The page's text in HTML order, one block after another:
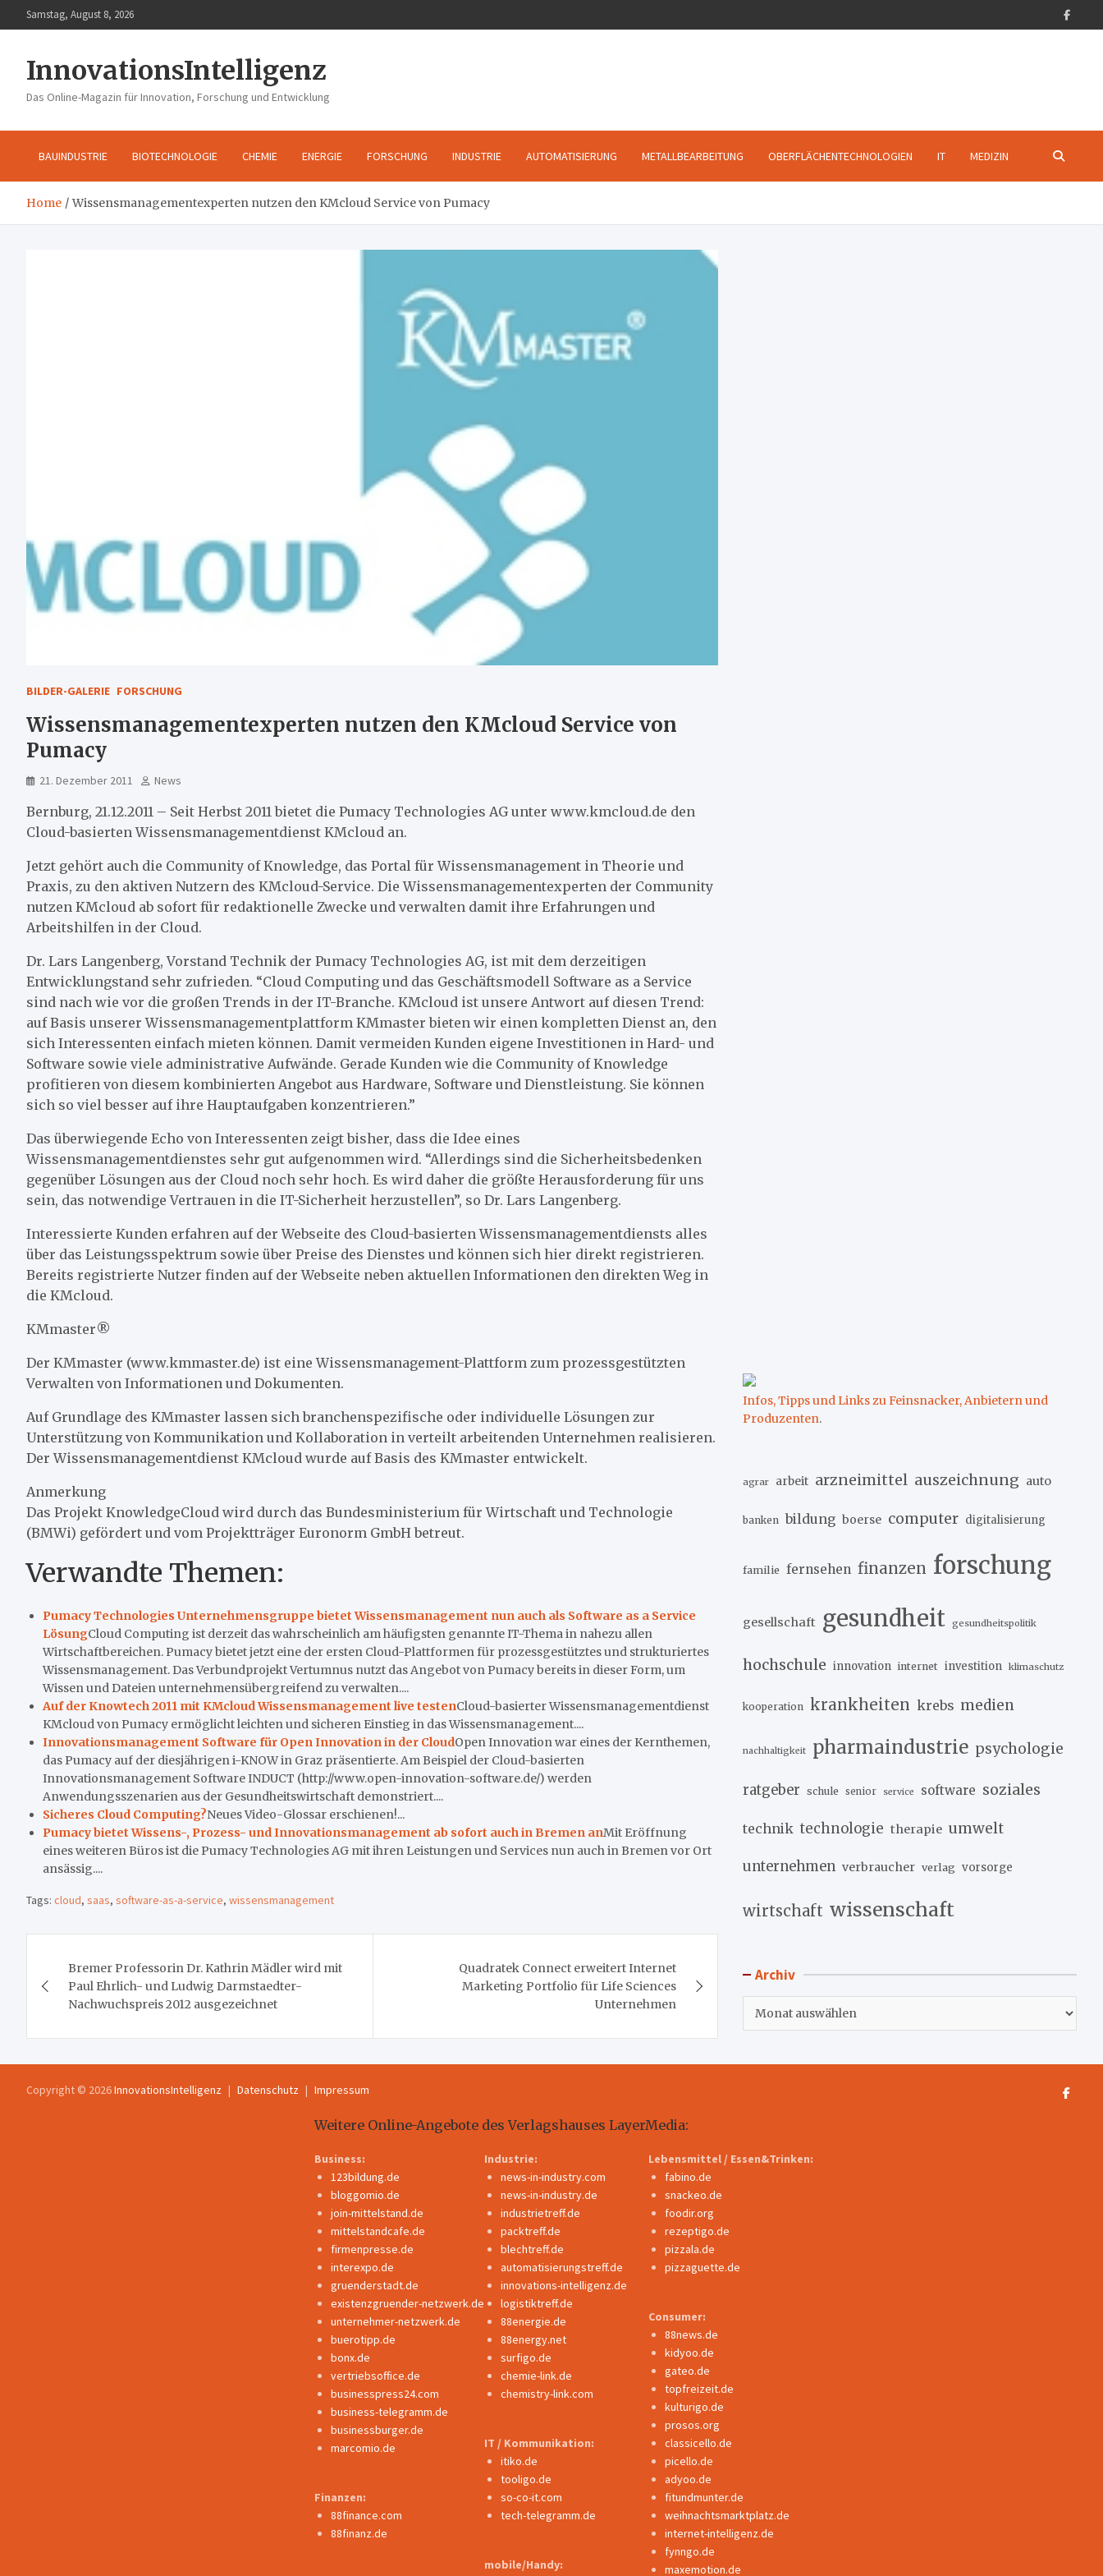
to
Samstag, August 8, 2026
InnovationsIntelligenz
Das Online-Magazin für Innovation, Forschung und Entwicklung
BAUINDUSTRIE BIOTECHNOLOGIE CHEMIE ENERGIE FORSCHUNG INDUSTRIE AUTOMATISIERUNG METALLBEARBEITUNG OBERFLÄCHENTECHNOLOGIEN IT MEDIZIN
Home Wissensmanagementexperten nutzen den KMcloud Service von Pumacy
BILDER-GALERIE FORSCHUNG
Wissensmanagementexperten nutzen den KMcloud Service von
Pumacy
21. Dezember 2011 News
Bernburg, 21.12.2011 – Seit Herbst 2011 bietet die Pumacy Technologies AG unter www.kmcloud.de den
Cloud-basierten Wissensmanagementdienst KMcloud an.
Jetzt gehört auch die Community of Knowledge, das Portal für Wissensmanagement in Theorie und
Praxis, zu den aktiven Nutzern des KMcloud-Service. Die Wissensmanagementexperten der Community
nutzen KMcloud ab sofort für redaktionelle Zwecke und verwalten damit ihre Erfahrungen und
Arbeitshilfen in der Cloud.
Dr. Lars Langenberg, Vorstand Technik der Pumacy Technologies AG, ist mit dem derzeitigen
Entwicklungstand sehr zufrieden. “Cloud Computing und das Geschäftsmodell Software as a Service
sind nach wie vor die großen Trends in der IT-Branche. KMcloud ist unsere Antwort auf diesen Trend:
auf Basis unserer Wissensmanagementplattform KMmaster bieten wir einen kompletten Dienst an, den
sich Interessenten einfach mieten können. Damit vermeiden Kunden eigene Investitionen in Hard- und
Software sowie viele administrative Aufwände. Gerade Kunden wie die Community of Knowledge
profitieren von diesem kombinierten Angebot aus Hardware, Software und Dienstleistung. Sie können
sich so viel besser auf ihre Hauptaufgaben konzentrieren.”
Das überwiegende Echo von Interessenten zeigt bisher, dass die Idee eines
Wissensmanagementdienstes sehr gut aufgenommen wird. “Allerdings sind die Sicherheitsbedenken
gegenüber Lösungen aus der Cloud noch sehr hoch. Es wird daher die größte Herausforderung für uns
sein, das notwendige Vertrauen in die IT-Sicherheit herzustellen”, so Dr. Lars Langenberg.
Interessierte Kunden erfahren auf der Webseite des Cloud-basierten Wissensmanagementdiensts alles
über das Leistungsspektrum sowie über Preise des Dienstes und können sich hier direkt registrieren.
Bereits registrierte Nutzer finden auf der Webseite neben aktuellen Informationen den direkten Weg in
die KMcloud.
KMmaster®
Der KMmaster (www.kmmaster.de) ist eine Wissensmanagement-Plattform zum prozessgestützten
Verwalten von Informationen und Dokumenten.
Auf Grundlage des KMmaster lassen sich branchenspezifische oder individuelle Lösungen zur
Unterstützung von Kommunikation und Kollaboration in verteilt arbeitenden Unternehmen realisieren.
Der Wissensmanagementdienst KMcloud wurde auf Basis des KMmaster entwickelt.
Anmerkung
Das Projekt KnowledgeCloud wird durch das Bundesministerium für Wirtschaft und Technologie
(BMWi) gefördert und vom Projektträger Euronorm GmbH betreut.
Verwandte Themen:
Pumacy Technologies Unternehmensgruppe bietet Wissensmanagement nun auch als Software as a Service
LösungCloud Computing ist derzeit das wahrscheinlich am häufigsten genannte IT-Thema in nahezu allen
Wirtschaftbereichen. Pumacy bietet jetzt eine der ersten Cloud-Plattformen für prozessgestütztes und strukturiertes
Wissensmanagement. Das Verbundprojekt Vertumnus nutzt das Angebot von Pumacy bereits in dieser Form, um
Wissen und Dateien unternehmensübergreifend zu verwalten....
Auf der Knowtech 2011 mit KMcloud Wissensmanagement live testenCloud-basierter Wissensmanagementdienst
KMcloud von Pumacy ermöglicht leichten und sicheren Einstieg in das Wissensmanagement....
Innovationsmanagement Software für Open Innovation in der CloudOpen Innovation war eines der Kernthemen,
das Pumacy auf der diesjährigen i-KNOW in Graz präsentierte. Am Beispiel der Cloud-basierten
Innovationsmanagement Software INDUCT (http://www.open-innovation-software.de/) werden
Anwendungsszenarien aus der Gesundheitswirtschaft demonstriert....
Sicheres Cloud Computing?Neues Video-Glossar erschienen!...
Pumacy bietet Wissens-, Prozess- und Innovationsmanagement ab sofort auch in Bremen anMit Eröffnung
eines weiteren Büros ist die Pumacy Technologies AG mit ihren Leistungen und Services nun auch in Bremen vor Ort
ansässig....
Tags: cloud, saas, software-as-a-service, wissensmanagement
Bremer Professorin Dr. Kathrin Mädler wird mit
Paul Ehrlich- und Ludwig Darmstaedter-
Nachwuchspreis 2012 ausgezeichnet
Quadratek Connect erweitert Internet
Marketing Portfolio für Life Sciences
Unternehmen
Infos, Tipps und Links zu Feinsnacker, Anbietern und
Produzenten.
agrar arbeit arzneimittel auszeichnung auto
banken bildung boerse computer digitalisierung
familie fernsehen finanzen forschung
gesellschaft gesundheit gesundheitspolitik
hochschule innovation internet investition klimaschutz
kooperation krankheiten krebs medien
nachhaltigkeit pharmaindustrie psychologie
ratgeber schule senior service software soziales
technik technologie therapie umwelt
unternehmen verbraucher verlag vorsorge
wirtschaft wissenschaft
Archiv
Copyright © 2026InnovationsIntelligenz Datenschutz Impressum
Weitere Online-Angebote des Verlagshauses LayerMedia:
Business:
123bildung.de
bloggomio.de
join-mittelstand.de
mittelstandcafe.de
firmenpresse.de
interexpo.de
gruenderstadt.de
existenzgruender-netzwerk.de
unternehmer-netzwerk.de
buerotipp.de
bonx.de
vertriebsoffice.de
businesspress24.com
business-telegramm.de
businessburger.de
marcomio.de
Finanzen:
88finance.com
88finanz.de
Industrie:
news-in-industry.com
news-in-industry.de
industrietreff.de
packtreff.de
blechtreff.de
automatisierungstreff.de
innovations-intelligenz.de
logistiktreff.de
88energie.de
88energy.net
surfigo.de
chemie-link.de
chemistry-link.com
IT / Kommunikation:
itiko.de
tooligo.de
so-co-it.com
tech-telegramm.de
mobile/Handy:
Lebensmittel / Essen&Trinken:
fabino.de
snackeo.de
foodir.org
rezeptigo.de
pizzala.de
pizzaguette.de
Consumer:
88news.de
kidyoo.de
gateo.de
topfreizeit.de
kulturigo.de
prosos.org
classicello.de
picello.de
adyoo.de
fitundmunter.de
weihnachtsmarktplatz.de
internet-intelligenz.de
fynngo.de
maxemotion.de